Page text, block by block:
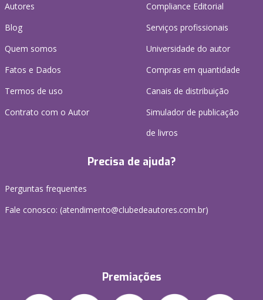
Autores
Blog
Quem somos
Fatos e Dados
Termos de uso
Contrato com o Autor
Compliance Editorial
Serviços profissionais
Universidade do autor
Compras em quantidade
Canais de distribuição
Simulador de publicação
de livros
Precisa de ajuda?
Perguntas frequentes
Fale conosco: (atendimento@clubedeautores.com.br)
Premiações